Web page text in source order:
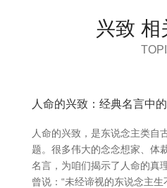
兴致 相
人命的兴致：经典名言中
人命的兴致，是东说念主类自
题。很多伟大的念念想家、体
名言，为咱们揭示了人命的真
曾说：“未经谛视的东说念主